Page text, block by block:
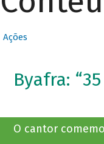
Ações
Byafra:
O cantor